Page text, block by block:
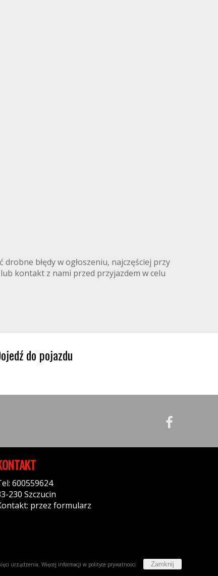
błędy w ogłoszeniu, najczęściej przy
kontakt z nami przed przyjazdem w celu
do pojazdu
600559624
230 Szczucin
przez formularz
urządzenia. Więcej informacji w polityce prywatności Zamknij